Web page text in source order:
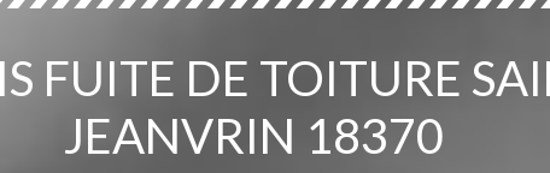
FUITE DE TOITURE
JEANVRIN 18370